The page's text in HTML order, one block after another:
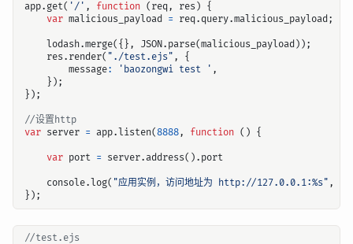
app. get( '/' , function ( req, res ) {
var malicious_payload = req. query.malicious_payload;
lodash.merge({}, JSON. parse(malicious_payload));
res . render( "./test.ejs" ,
{
message: 'baozongwi test ' ,
});
});
var server = app. listen(8888, function () {
var port = server. address(). port
console. log( "应用实例，访问地址为 http://127.0.0.1:%s" ,
});